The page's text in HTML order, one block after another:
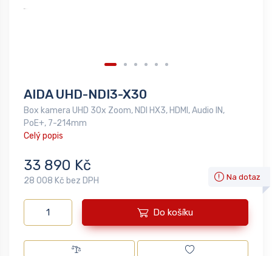
AIDA UHD-NDI3-X30
Box kamera UHD 30x Zoom, NDI HX3, HDMI, Audio IN,
PoE+, 7-214mm
Celý popis
33 890 Kč
28 008 Kč bez DPH Na dotaz
Do košíku